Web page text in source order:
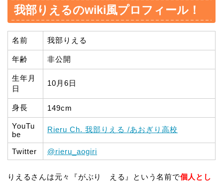
我部りえるのwiki風プロフィール！
名前 我部りえる
年齢 非公開
生年月
日
10月6日
身長 149cm
YouTu
be
Rieru Ch. 我部りえる /あおぎり高校
Twitter @rieru_aogiri
りえるさんは元々『がぶり える』という名前で個人とし